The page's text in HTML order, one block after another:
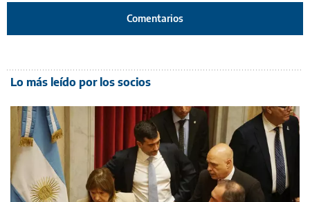
Comentarios
Lo más leído por los socios